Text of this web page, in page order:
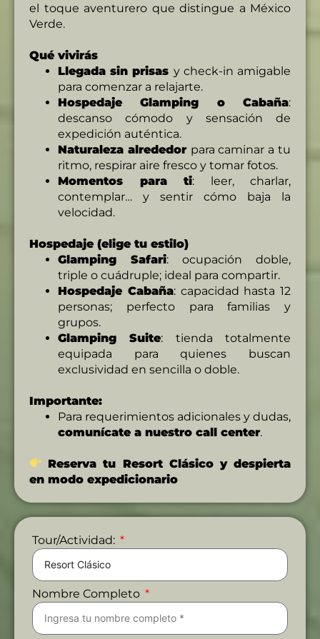
el toque aventurero que distingue a México
Verde.
Qué vivirás
Llegada sin prisas y check-in amigable
para comenzar a relajarte.
Hospedaje Glamping o Cabaña:
descanso cómodo y sensación de
expedición auténtica.
Naturaleza alrededor para caminar a tu
ritmo, respirar aire fresco y tomar fotos.
Momentos para ti: leer, charlar,
contemplar… y sentir cómo baja la
velocidad.
Hospedaje (elige tu estilo)
Glamping Safari: ocupación doble,
triple o cuádruple; ideal para compartir.
Hospedaje Cabaña: capacidad hasta 12
personas; perfecto para familias y
grupos.
Glamping Suite: tienda totalmente
equipada para quienes buscan
exclusividad en sencilla o doble.
Importante:
Para requerimientos adicionales y dudas,
comunícate a nuestro call center.
Reserva tu Resort Clásico y despierta
en modo expedicionario
Tour/Actividad:
Nombre Completo